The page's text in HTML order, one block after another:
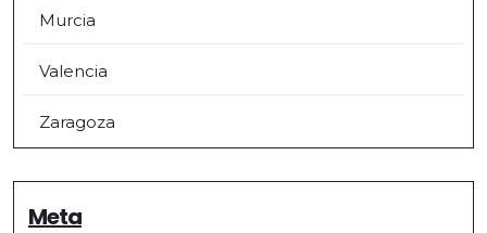
Murcia
Valencia
Zaragoza
Meta